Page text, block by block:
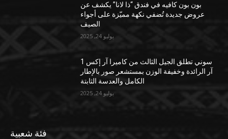
بون بون كافيه في فندق “ذا لانا” يكشف عن
عروض جديدة تُضفي نكهة مميّزة على أجواء
الصيف
يوليو 24, 2025
سوني تطلق الجيل الثالث من كاميرا آر إكس 1
آر الرائدة وخفيفة الوزن بمستشعر صور بالإطار
الكامل والعدسة الثابتة
يوليو 24, 2025
فئة شعبية